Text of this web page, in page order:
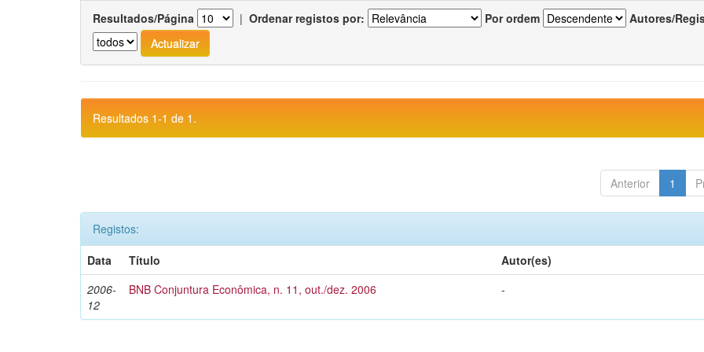
Resultados/Página | Ordenar registos por: Por ordem Autores/
Resultados 1-1 de 1.
Anterior 1
Registos:
Data
Título
Autor(es)
2006-
12
BNB Conjuntura Econômica, n. 11, out./dez. 2006 -